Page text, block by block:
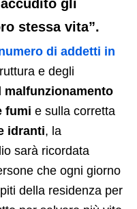
gli
stessa vita”.
di addetti in
e degli
malfunzionamento
fumi e sulla corretta
idranti, la
sarà ricordata
che ogni giorno
della residenza per